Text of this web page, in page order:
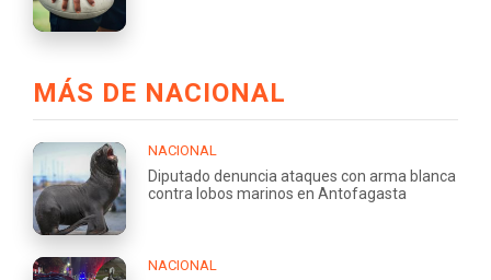
MÁS DE NACIONAL
NACIONAL
Diputado denuncia ataques con arma blanca
contra lobos marinos en Antofagasta
NACIONAL